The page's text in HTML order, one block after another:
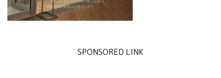
SPONSORED LINK